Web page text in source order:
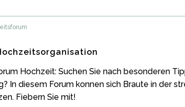
Hochzeit: Suchen Sie nach besonderen
In diesem Forum konnen sich Braute in der
Fiebern Sie mit!